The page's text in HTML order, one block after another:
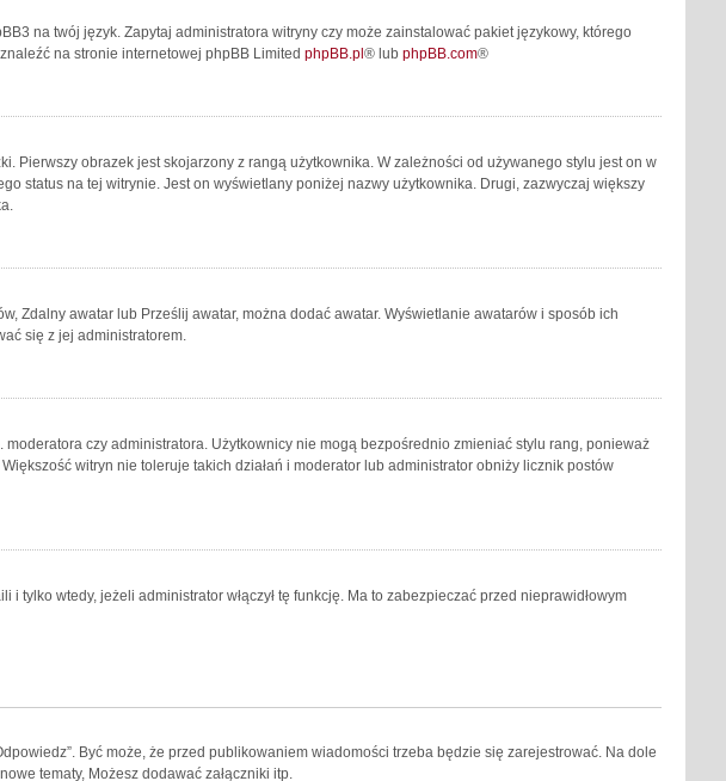
na twój język. Zapytaj administratora witryny czy może zainstalować pakiet językowy, którego
na stronie internetowej phpBB Limited phpBB.pl® lub phpBB.com®
Pierwszy obrazek jest skojarzony z rangą użytkownika. W zależności od używanego stylu jest on w
status na tej witrynie. Jest on wyświetlany poniżej nazwy użytkownika. Drugi, zazwyczaj większy
Zdalny awatar lub Prześlij awatar, można dodać awatar. Wyświetlanie awatarów i sposób ich
się z jej administratorem.
czy administratora. Użytkownicy nie mogą bezpośrednio zmieniać stylu rang, ponieważ
witryn nie toleruje takich działań i moderator lub administrator obniży licznik postów
wtedy, jeżeli administrator włączył tę funkcję. Ma to zabezpieczać przed nieprawidłowym
Być może, że przed publikowaniem wiadomości trzeba będzie się zarejestrować. Na dole
tematy, Możesz dodawać załączniki itp.